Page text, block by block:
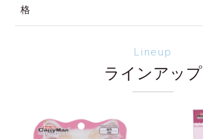
格
Lineup
ラインアップ